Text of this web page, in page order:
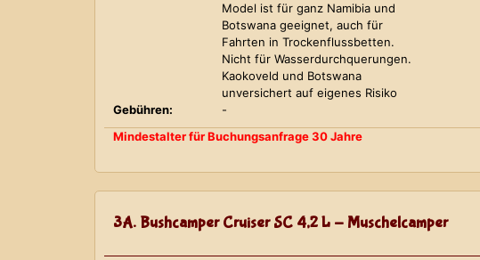
Model ist für ganz Namibia und
Botswana geeignet, auch für
Fahrten in Trockenflussbetten.
Nicht für Wasserdurchquerungen.
Kaokoveld und Botswana
unversichert auf eigenes Risiko
Gebühren:
-
Mindestalter für Buchungsanfrage 30 Jahre
3A. Bushcamper Cruiser SC 4,2 L - Muschelcamper